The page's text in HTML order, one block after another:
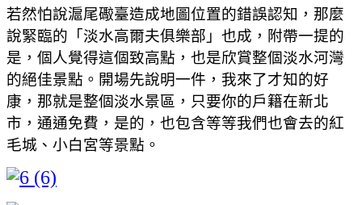
若然怕說滬尾礮臺造成地圖位置的錯誤認知，那麼
說緊臨的「淡水高爾夫俱樂部」也成，附帶一提的
是，個人覺得這個致高點，也是欣賞整個淡水河灣
的絕佳景點。開場先說明一件，我來了才知的好
康，那就是整個淡水景區，只要你的戶籍在新北
市，通通免費，是的，也包含等等我們也會去的紅
毛城、小白宮等景點。